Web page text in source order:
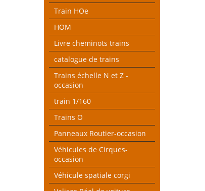
Train HOe
HOM
Livre cheminots trains
catalogue de trains
Trains échelle N et Z -
occasion
train 1/160
Trains O
Panneaux Routier-occasion
Véhicules de Cirques-
occasion
Véhicule spatiale corgi